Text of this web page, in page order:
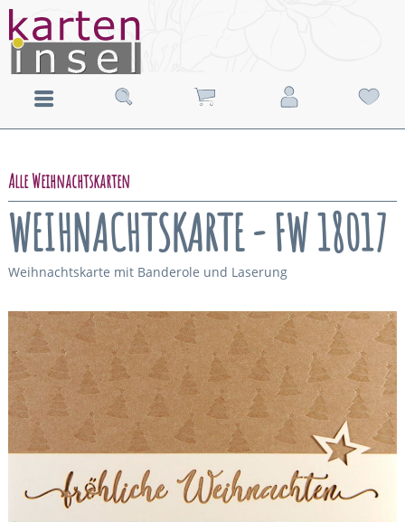
Alle Weihnachtskarten
WEIHNACHTSKARTE - FW 18017
Weihnachtskarte mit Banderole und Laserung